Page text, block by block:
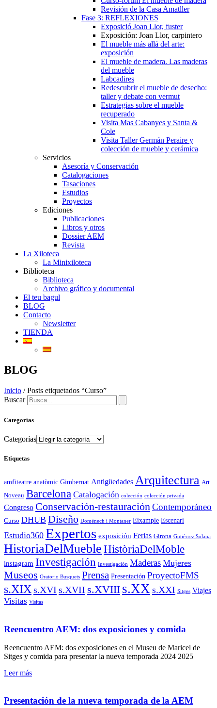
Revisión de la Casa Amatller
Fase 3: REFLEXIONES
Exposició Joan Llor, fuster
Exposición: Joan Llor, carpintero
El mueble más allá del arte:
exposición
El mueble de madera. Las maderas
del mueble
Labcadires
Redescubrir el mueble de desecho:
taller y debate con vermut
Estrategias sobre el mueble
recuperado
Visita Mas Cabanyes y Santa &
Cole
Visita Taller Germán Peraire y
colección de mueble y cerámica
Servicios
Asesoría y Conservación
Catalogaciones
Tasaciones
Estudios
Proyectos
Ediciones
Publicaciones
Libros y otros
Dossier AEM
Revista
La Xiloteca
La Minixiloteca
Biblioteca
Biblioteca
Archivo gráfico y documental
El teu bagul
BLOG
Contacto
Newsletter
TIENDA
BLOG
Inicio / Posts etiquetados “Curso”
Buscar
Categorías
Categorías
Etiquetas
amfiteatre anatòmic Gimbernat Antigüedades Arquitectura Art
Noveau Barcelona Catalogación colección colección privada
Congreso Conservación-restauraciónContemporáneo
Curso DHUB Diseño Domènech i Montaner Eixample Escenari
Estudio360 Expertos exposición Ferias Girona Gutiérrez Solana
HistoriaDelMuebleHistòriaDelMoble
instagram Investigación Investigación Maderas Mujeres
Museos Oratorio Busquets Prensa Presentación ProyectoFMS
s.XIX s.XVI s.XVII s.XVIII s.XX s.XXI Sitges Viajes
Visitas Visitas
Reencuentro AEM: dos exposiciones y comida
Reencuentro AEM: dos exposiciones en el Museu de Maricel de
Sitges y comida para presentar la nueva temporada 2024 2025
Leer más
Presentación de la nueva temporada de la AEM